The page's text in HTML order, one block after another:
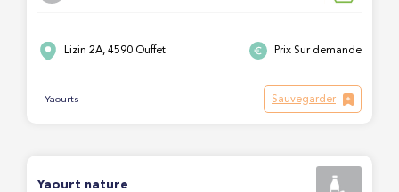
Lizin 2A, 4590 Ouffet Prix Sur demande
Yaourts Sauvegarder
Yaourt nature